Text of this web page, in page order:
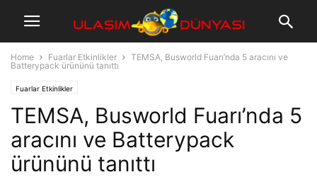
Home Fuarlar Etkinlikler
TEMSA, Busworld Fuarı’nda 5 aracını ve
Batterypack ürününü tanıttı
Fuarlar Etkinlikler
TEMSA, Busworld Fuarı’nda 5
aracını ve Batterypack
ürününü tanıttı